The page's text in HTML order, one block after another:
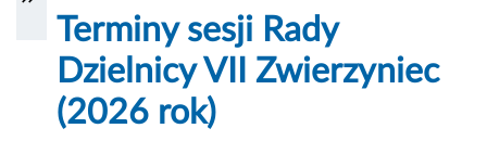
Terminy sesji Rady
Dzielnicy VII Zwierzyniec
(2026 rok)